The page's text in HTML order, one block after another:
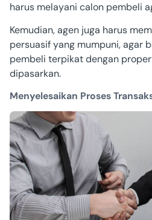
harus melayani calon pembeli
Kemudian, agen juga harus
persuasif yang mumpuni, agar
pembeli terpikat dengan
dipasarkan.
Menyelesaikan Proses